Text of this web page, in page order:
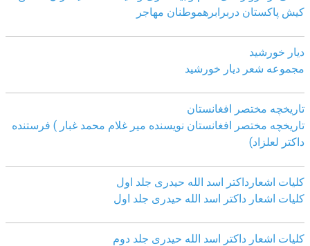
کیش پاکستان دربرابرھموطنان مھاجر
دیار خورشید
مجموعه شعر دیار خورشید
تاریخچه مختصر افغانستان
تاریخچه مختصر افغانستان نویسنده میر غلام محمد غبار ) فرستنده
داکتر لعلزاد)
کلیات اشعارداکتر اسد الله حیدری جلد اول
کلیات اشعار داکتر اسد الله حیدری جلد اول
کلیات اشعار داکتر اسد الله حیدری جلد دوم